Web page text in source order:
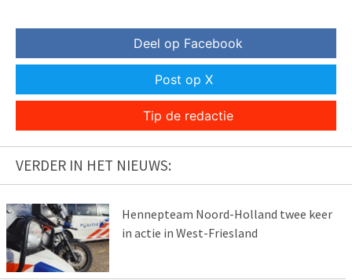
Deel op Facebook
Post op X
Tip de redactie
VERDER IN HET NIEUWS:
Hennepteam Noord-Holland twee keer
in actie in West-Friesland